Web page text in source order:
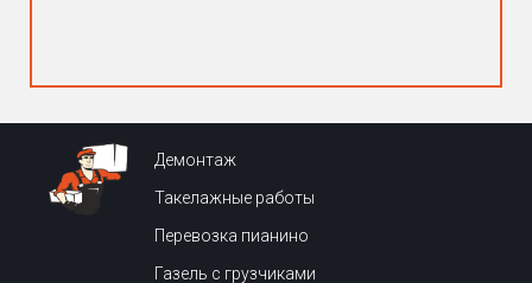
Демонтаж
Такелажные работы
Перевозка пианино
Газель с грузчиками